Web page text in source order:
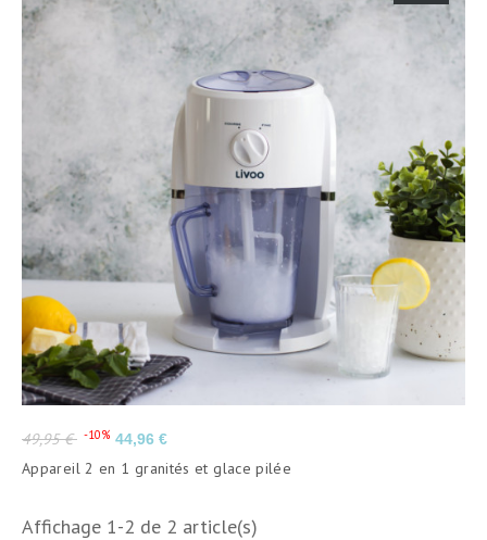
Prix
de
base
49,95 € -10% Prix
44,96 €
Appareil 2 en 1 granités et glace pilée
Affichage 1-2 de 2 article(s)